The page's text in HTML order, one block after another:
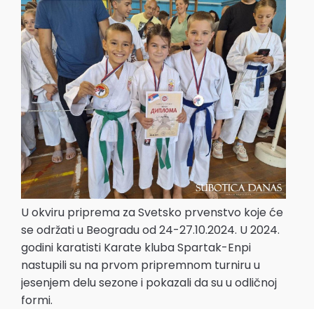
U okviru priprema za Svetsko prvenstvo koje će
se održati u Beogradu od 24-27.10.2024. U 2024.
godini karatisti Karate kluba Spartak-Enpi
nastupili su na prvom pripremnom turniru u
jesenjem delu sezone i pokazali da su u odličnoj
formi.